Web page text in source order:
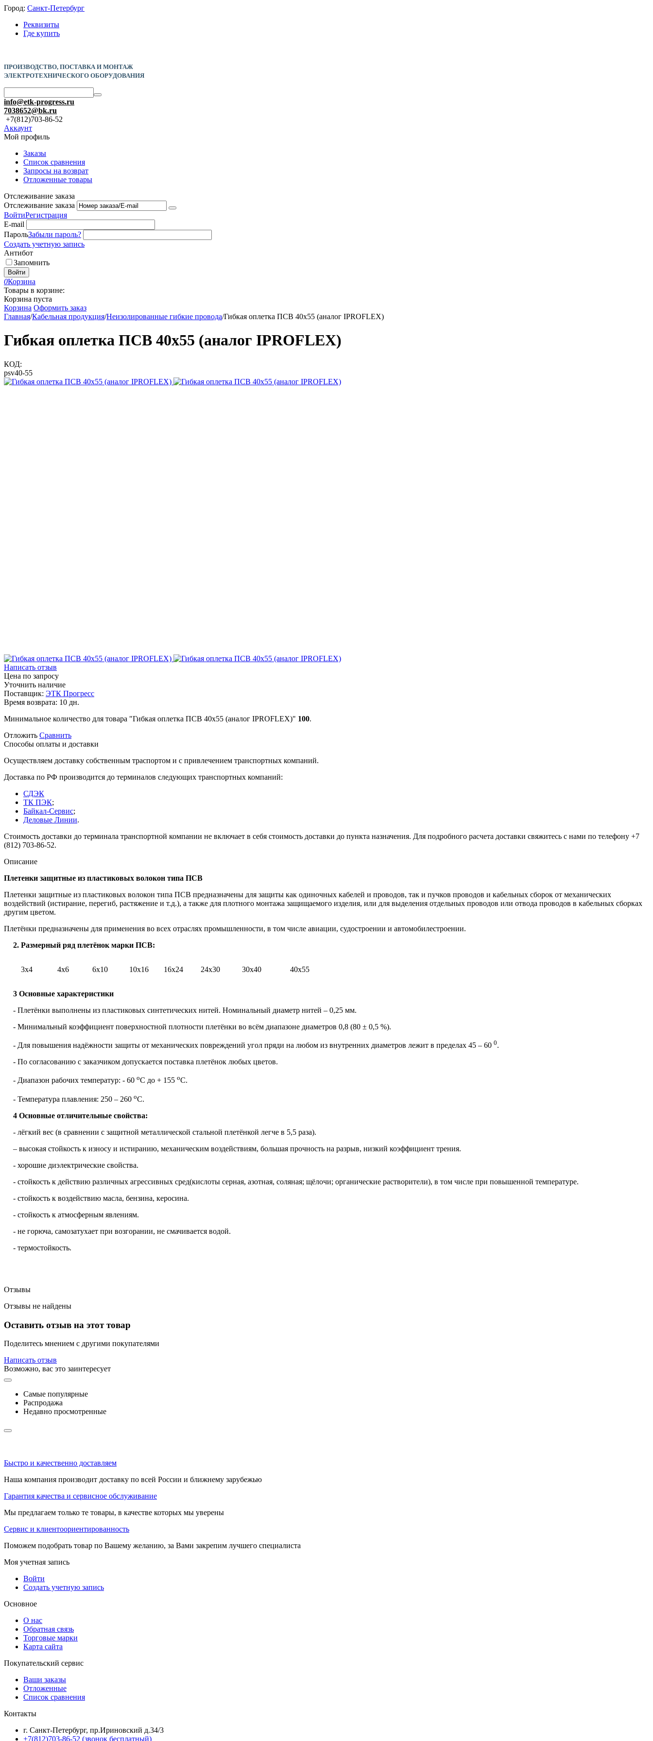
Город: Санкт-Петербург
Реквизиты
Где купить
ПРОИЗВОДСТВО, ПОСТАВКА И МОНТАЖ
ЭЛЕКТРОТЕХНИЧЕСКОГО ОБОРУДОВАНИЯ
info@etk-progress.ru
7038652@bk.ru
+7(812)703-86-52
Аккаунт
Мой профиль
Заказы
Список сравнения
Запросы на возврат
Отложенные товары
Отслеживание заказа
Отслеживание заказа
ВойтиРегистрация
E-mail
ПарольЗабыли пароль?
Создать учетную запись
Антибот
Запомнить
Войти
0Корзина
Товары в корзине:
Корзина пуста
Корзина Оформить заказ
Главная/Кабельная продукция/Неизолированные гибкие провода/Гибкая оплетка ПСВ 40х55 (аналог IPROFLEX)
Гибкая оплетка ПСВ 40х55 (аналог IPROFLEX)
КОД:
psv40-55
Написать отзыв
Цена по запросу
Уточнить наличие
Поставщик: ЭТК Прогресс
Время возврата: 10 дн.
Минимальное количество для товара "Гибкая оплетка ПСВ 40х55 (аналог IPROFLEX)" 100.
Отложить Сравнить
Способы оплаты и доставки
Осуществляем доставку собственным траспортом и с привлечением транспортных компаний.
Доставка по РФ производится до терминалов следующих транспортных компаний:
СДЭК
ТК ПЭК;
Байкал-Сервис;
Деловые Линии.
Стоимость доставки до терминала транспортной компании не включает в себя стоимость доставки до пункта назначения. Для подробного расчета доставки свяжитесь с нами по телефону +7
(812) 703-86-52.
Описание
Плетенки защитные из пластиковых волокон типа ПСВ
Плетенки защитные из пластиковых волокон типа ПСВ предназначены для защиты как одиночных кабелей и проводов, так и пучков проводов и кабельных сборок от механических
воздействий (истирание, перегиб, растяжение и т.д.), а также для плотного монтажа защищаемого изделия, или для выделения отдельных проводов или отвода проводов в кабельных сборках
другим цветом.
Плетёнки предназначены для применения во всех отраслях промышленности, в том числе авиации, судостроении и автомобилестроении.
2. Размерный ряд плетёнок марки ПСВ:
3х4 4х6 6х10 10х16 16х24 24х30 30х40 40х55
3 Основные характеристики
- Плетёнки выполнены из пластиковых синтетических нитей. Номинальный диаметр нитей – 0,25 мм.
- Минимальный коэффициент поверхностной плотности плетёнки во всём диапазоне диаметров 0,8 (80 ± 0,5 %).
- Для повышения надёжности защиты от механических повреждений угол пряди на любом из внутренних диаметров лежит в пределах 45 – 60 0.
- По согласованию с заказчиком допускается поставка плетёнок любых цветов.
- Диапазон рабочих температур: - 60 оС до + 155 оС.
- Температура плавления: 250 – 260 оС.
4 Основные отличительные свойства:
- лёгкий вес (в сравнении с защитной металлической стальной плетёнкой легче в 5,5 раза).
– высокая стойкость к износу и истиранию, механическим воздействиям, большая прочность на разрыв, низкий коэффициент трения.
- хорошие диэлектрические свойства.
- стойкость к действию различных агрессивных сред(кислоты серная, азотная, соляная; щёлочи; органические растворители), в том числе при повышенной температуре.
- стойкость к воздействию масла, бензина, керосина.
- стойкость к атмосферным явлениям.
- не горюча, самозатухает при возгорании, не смачивается водой.
- термостойкость.
Отзывы
Отзывы не найдены
Оставить отзыв на этот товар
Поделитесь мнением с другими покупателями
Написать отзыв
Возможно, вас это заинтересует
Самые популярные
Распродажа
Недавно просмотренные
Быстро и качественно доставляем
Наша компания производит доставку по всей России и ближнему зарубежью
Гарантия качества и сервисное обслуживание
Мы предлагаем только те товары, в качестве которых мы уверены
Сервис и клиентоориентированность
Поможем подобрать товар по Вашему желанию, за Вами закрепим лучшего специалиста
Моя учетная запись
Войти
Создать учетную запись
Основное
О нас
Обратная связь
Торговые марки
Карта сайта
Покупательский сервис
Ваши заказы
Отложенные
Список сравнения
Контакты
г. Санкт-Петербург, пр.Ириновский д.34/3
+7(812)703-86-52 (звонок бесплатный)